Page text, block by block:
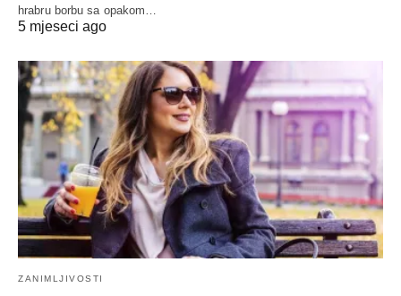
hrabru borbu sa opakom…
5 mjeseci ago
ZANIMLJIVOSTI